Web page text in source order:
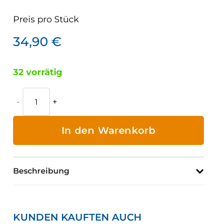
Preis pro Stück
34,90 €
32 vorrätig
den
von
Menge
In den Warenkorb
Beschreibung
KUNDEN KAUFTEN AUCH